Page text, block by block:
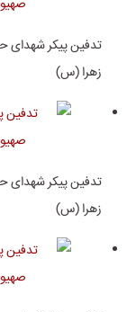
تدفین پیکر شهدای
زهرا (س)
تدفین پیکر شهدای
زهرا (س)